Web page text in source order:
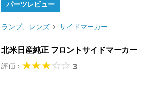
パーツレビュー
ランプ、レンズ サイドマーカー
北米日産純正 フロントサイドマーカー
評価： 3